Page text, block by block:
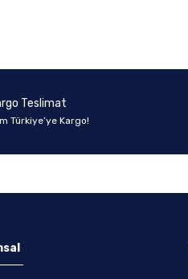
Teslimat
Türkiye’ye Kargo!